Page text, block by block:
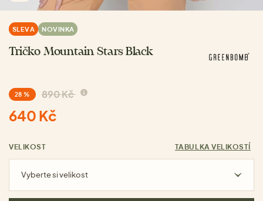
SLEVA NOVINKA
Tričko Mountain Stars Black
28 % 890 Kč
640 Kč
VELIKOST TABULKA VELIKOSTÍ
Vyberte si velikost